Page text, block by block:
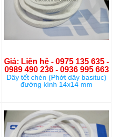
Giá: Liên hệ - 0975 135 635 -
0989 490 236 - 0936 995 663
Dây tết chèn (Phớt dây basituc)
đường kính 14x14 mm